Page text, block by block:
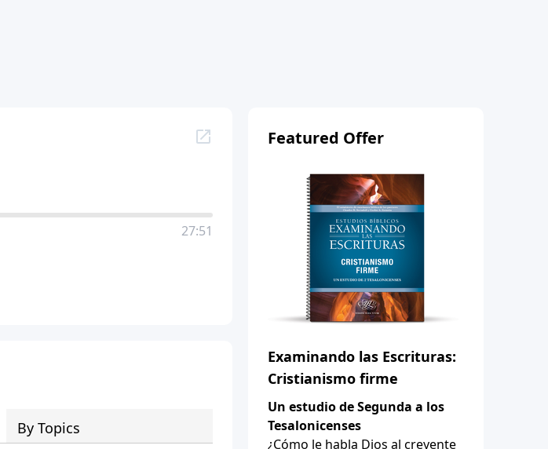
27:51
By Topics
Featured Offer
Examinando las Escrituras:
Cristianismo firme
Un estudio de Segunda a los
Tesalonicenses
¿Cómo le habla Dios al creyente